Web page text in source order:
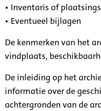
• Inventaris of
• Eventueel bijlagen
De kenmerken van het
vindplaats,
De inleiding op het
informatie over de
achtergronden van de